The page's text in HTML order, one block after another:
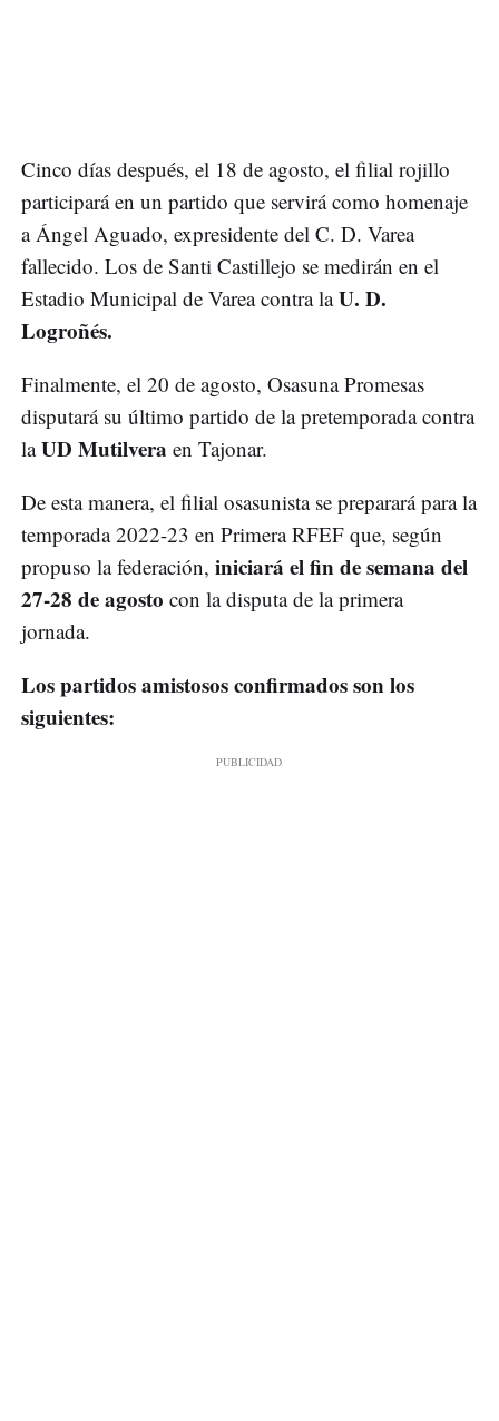
Cinco días después, el 18 de agosto, el filial rojillo
participará en un partido que servirá como homenaje
a Ángel Aguado, expresidente del C. D. Varea
fallecido. Los de Santi Castillejo se medirán en el
Estadio Municipal de Varea contra laU. D.
Logroñés.
Finalmente, el 20 de agosto, Osasuna Promesas
disputará su último partido de la pretemporada contra
laUD Mutilvera en Tajonar.
De esta manera, el filial osasunista se preparará para la
temporada 2022-23 en Primera RFEF que, según
propuso la federación, iniciará el fin de semana del
27-28 de agosto con la disputa de la primera
jornada.
Los partidos amistosos confirmados son los
siguientes: